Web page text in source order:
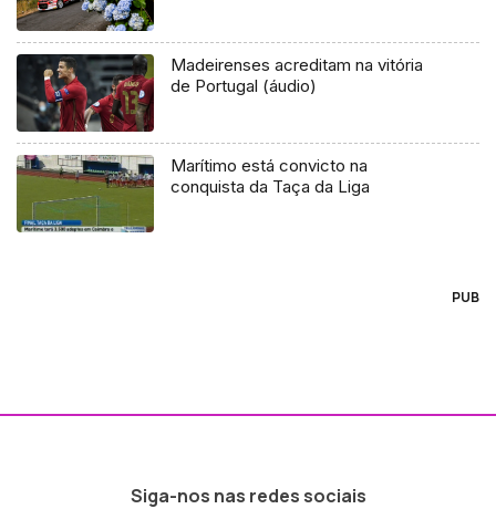
Madeirenses acreditam na vitória
de Portugal (áudio)
Marítimo está convicto na
conquista da Taça da Liga
PUB
Siga-nos nas redes sociais